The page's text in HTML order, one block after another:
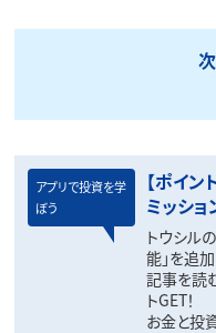
アプリで投資を学
ぼう
【ポイン
ミッシ
トウシル
能」を追
記事を読
トGET！
お金と投